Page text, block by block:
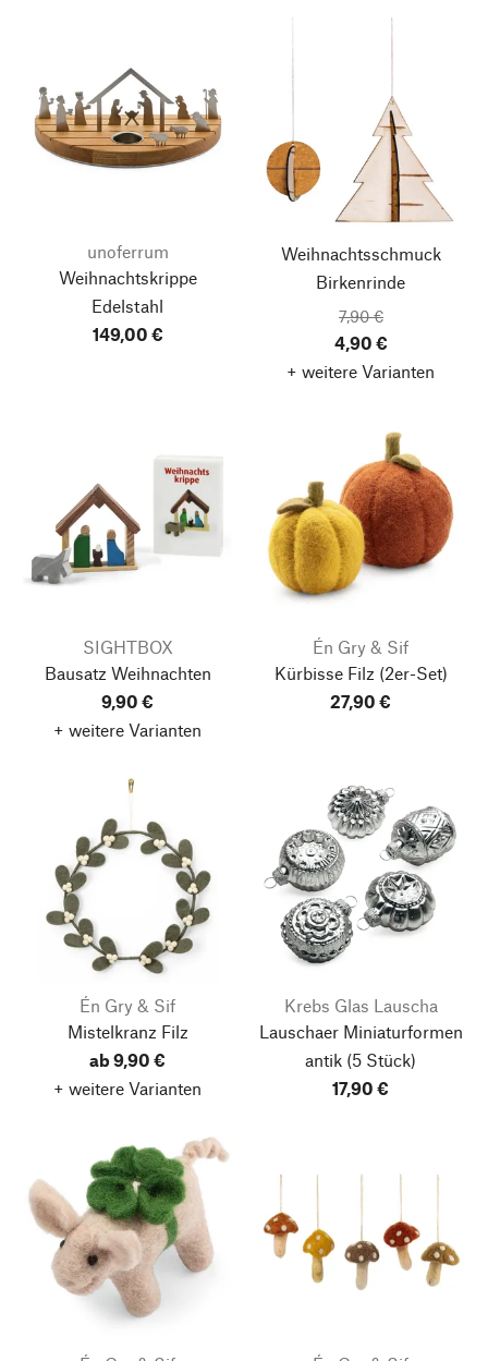
unoferrum
Weihnachtskrippe
Edelstahl
149,00 €
Weihnachtsschmuck
Birkenrinde
7,90 €
4,90 €
+ weitere Varianten
SIGHTBOX
Bausatz Weihnachten
9,90 €
+ weitere Varianten
Én Gry & Sif
Kürbisse Filz (2er-Set)
27,90 €
Én Gry & Sif
Mistelkranz Filz
ab 9,90 €
+ weitere Varianten
Krebs Glas Lauscha
Lauschaer Miniaturformen
antik (5 Stück)
17,90 €